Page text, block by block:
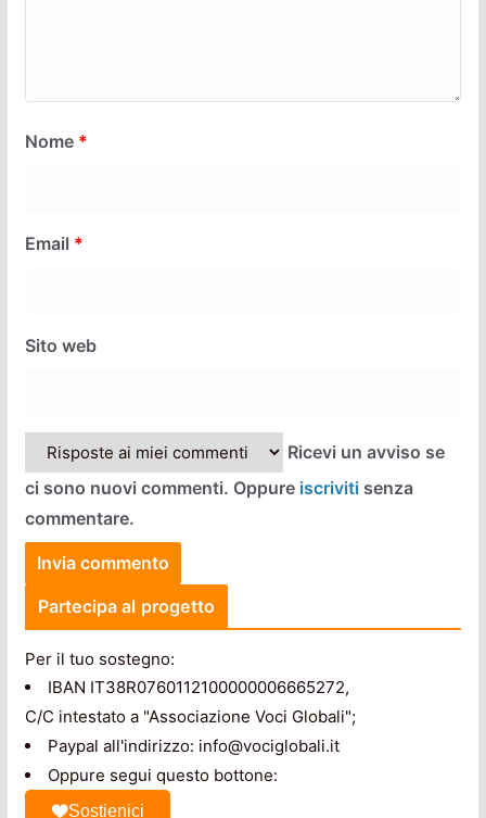
Nome *
Email *
Sito web
Ricevi un avviso se
ci sono nuovi commenti. Oppure iscrivitisenza
commentare.
Partecipa al progetto
Per il tuo sostegno:
IBAN IT38R0760112100000006665272,
C/C intestato a "Associazione Voci Globali";
Paypal all'indirizzo: info@vociglobali.it
Oppure segui questo bottone:
Sostienici